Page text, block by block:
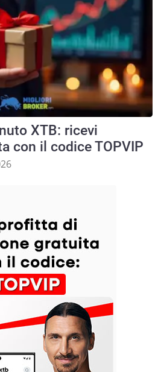
XTB: ricevi
con il codice TOPVIP